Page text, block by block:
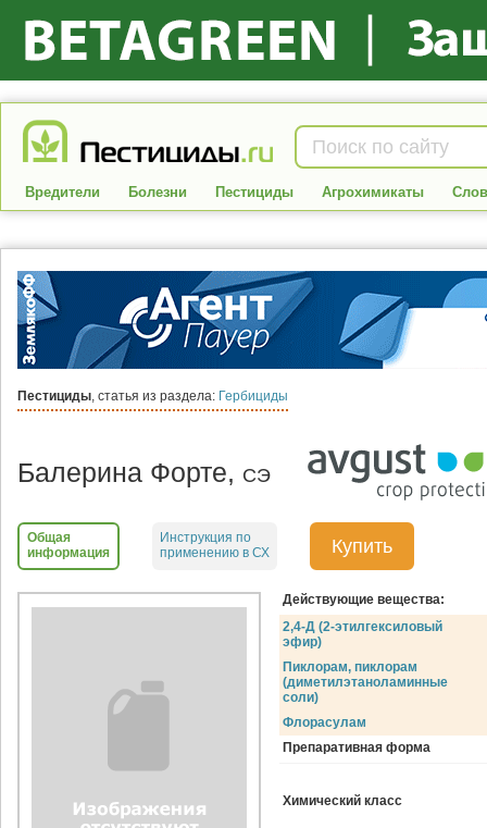
Вредители Болезни Пестициды Агрохимикаты
Пестициды, статья из раздела: Гербициды
Балерина Форте, СЭ
Общая
информация
Инструкция по
применению в СХ
Купить
Действующие вещества:
2,4-Д (2-этилгексиловый
эфир)
Пиклорам, пиклорам
(диметилэтаноламинные
соли)
Флорасулам
Препаративная форма
Химический класс